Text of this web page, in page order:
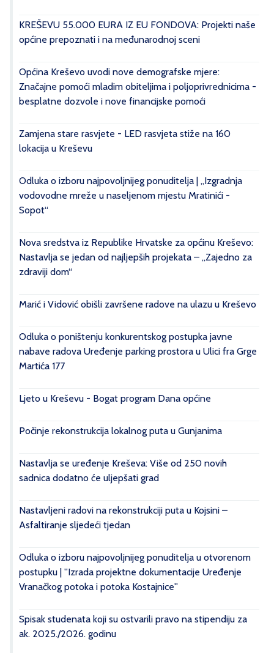
KREŠEVU 55.000 EURA IZ EU FONDOVA: Projekti naše
općine prepoznati i na međunarodnoj sceni
Općina Kreševo uvodi nove demografske mjere:
Značajne pomoći mladim obiteljima i poljoprivrednicima -
besplatne dozvole i nove financijske pomoći
Zamjena stare rasvjete - LED rasvjeta stiže na 160
lokacija u Kreševu
Odluka o izboru najpovoljnijeg ponuditelja | „Izgradnja
vodovodne mreže u naseljenom mjestu Mratinići -
Sopot“
Nova sredstva iz Republike Hrvatske za općinu Kreševo:
Nastavlja se jedan od najljepših projekata – „Zajedno za
zdraviji dom“
Marić i Vidović obišli završene radove na ulazu u Kreševo
Odluka o poništenju konkurentskog postupka javne
nabave radova Uređenje parking prostora u Ulici fra Grge
Martića 177
Ljeto u Kreševu - Bogat program Dana općine
Počinje rekonstrukcija lokalnog puta u Gunjanima
Nastavlja se uređenje Kreševa: Više od 250 novih
sadnica dodatno će uljepšati grad
Nastavljeni radovi na rekonstrukciji puta u Kojsini –
Asfaltiranje sljedeći tjedan
Odluka o izboru najpovoljnijeg ponuditelja u otvorenom
postupku | ''Izrada projektne dokumentacije Uređenje
Vranačkog potoka i potoka Kostajnice''
Spisak studenata koji su ostvarili pravo na stipendiju za
ak. 2025./2026. godinu